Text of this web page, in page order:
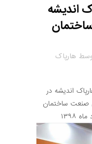
اندیشه
هارپاک
اندیشه در
صنعت ساختمان